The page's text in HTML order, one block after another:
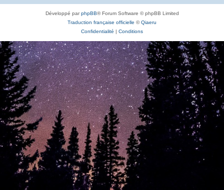
Développé parphpBB® Forum Software © phpBB Limited
Traduction française officielle ©Qiaeru
Confidentialité | Conditions